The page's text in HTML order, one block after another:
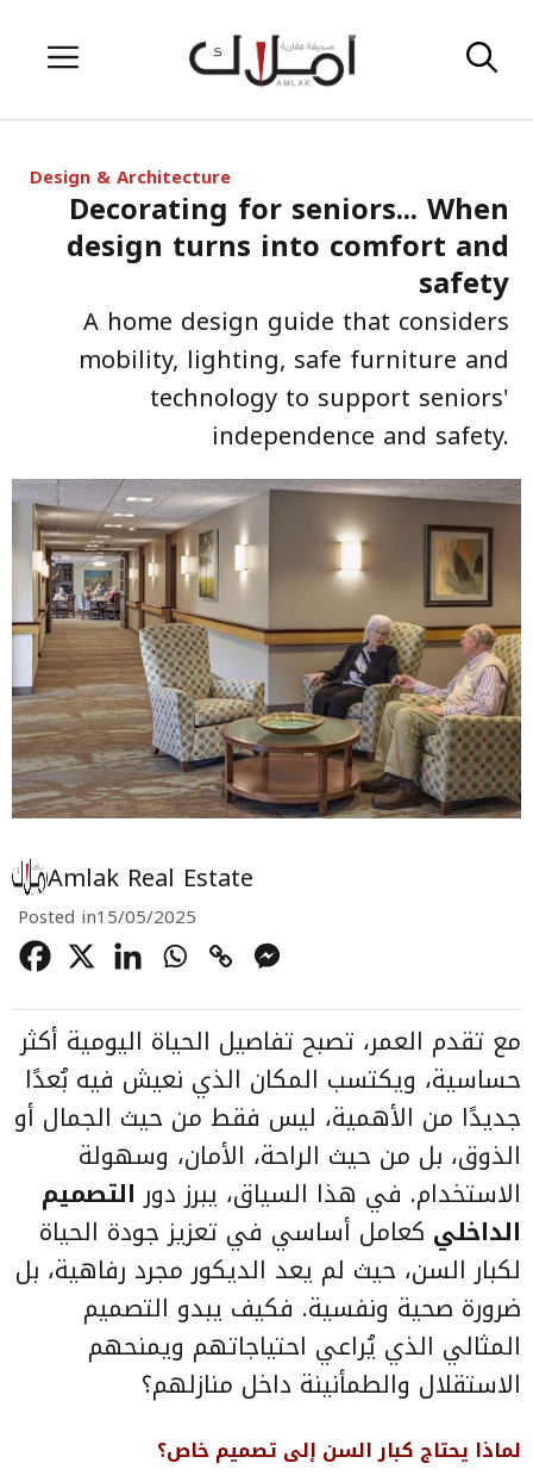
Menu
Design & Architecture
Decorating for seniors... When
design turns into comfort and
safety
A home design guide that considers
mobility, lighting, safe furniture and
technology to support seniors'
independence and safety.
Amlak Real Estate
Posted in15/05/2025
مع تقدم العمر، تصبح تفاصيل الحياة اليومية أكثر
حساسية، ويكتسب المكان الذي نعيش فيه بُعدًا
جديدًا من الأهمية، ليس فقط من حيث الجمال أو
الذوق، بل من حيث الراحة، الأمان، وسهولة
الاستخدام. في هذا السياق، يبرز دور التصميم
الداخلي كعامل أساسي في تعزيز جودة الحياة
لكبار السن، حيث لم يعد الديكور مجرد رفاهية، بل
ضرورة صحية ونفسية. فكيف يبدو التصميم
المثالي الذي يُراعي احتياجاتهم ويمنحهم
الاستقلال والطمأنينة داخل منازلهم؟
لماذا يحتاج كبار السن إلى تصميم خاص؟